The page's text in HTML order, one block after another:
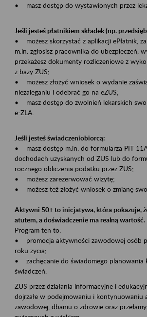
• masz dostęp do wystawionych przez
Jeśli jesteś płatnikiem składek (np.
• możesz skorzystać z aplikacji ePłatnik,
m.in. zgłosisz pracownika do ubezpieczeń,
przekażesz dokumenty rozliczeniowe z
z bazy ZUS;
• możesz złożyć wniosek o wydanie
niezaleganiu i odebrać go na eZUS;
• masz dostęp do zwolnień lekarskich
e-ZLA.
Jeśli jesteś świadczeniobiorcą:
• masz dostęp m.in. do formularza PIT
dochodach uzyskanych od ZUS lub do
rocznego obliczenia podatku przez ZUS;
• możesz zarezerwować wizytę;
• możesz też złożyć wniosek o zmianę
Aktywni 50+ to inicjatywa, która pokazuje,
atutem, a doświadczenie ma realną wartość.
Program ten to:
• promocja aktywności zawodowej osób
roku życia;
• zachęcanie do świadomego planowania
świadczeń.
ZUS przez działania informacyjne i
dojrzałe w podejmowaniu i kontynuowaniu
zawodowej, dbaniu o zdrowie oraz